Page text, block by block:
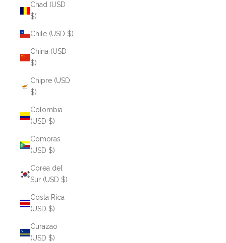
Chad (USD
$)
Chile (USD $)
China (USD
$)
Chipre (USD
$)
Colombia
(USD $)
Comoras
(USD $)
Corea del
Sur (USD $)
Costa Rica
(USD $)
Curazao
(USD $)